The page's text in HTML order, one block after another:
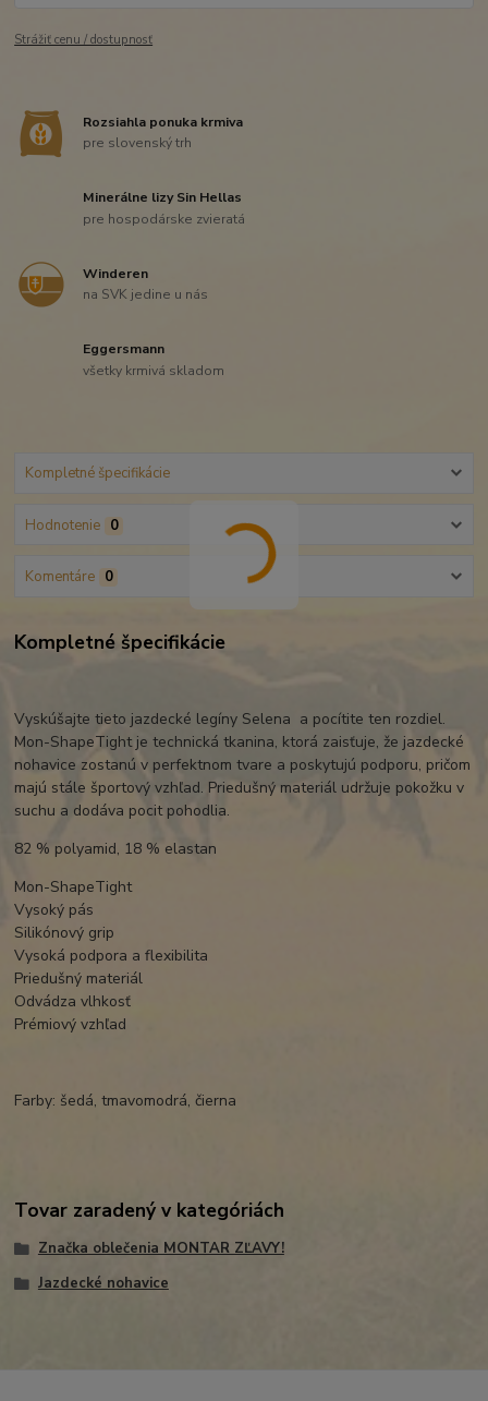
Strážiť cenu / dostupnosť
Rozsiahla ponuka krmiva
pre slovenský trh
Minerálne lizy Sin Hellas
pre hospodárske zvieratá
Winderen
na SVK jedine u nás
Eggersmann
všetky krmivá skladom
Kompletné špecifikácie
Hodnotenie 0
Komentáre 0
Kompletné špecifikácie
Vyskúšajte tieto jazdecké legíny Selena a pocítite ten rozdiel.
Mon-ShapeTight je technická tkanina, ktorá zaisťuje, že jazdecké
nohavice zostanú v perfektnom tvare a poskytujú podporu, pričom
majú stále športový vzhľad. Priedušný materiál udržuje pokožku v
suchu a dodáva pocit pohodlia.
82 % polyamid, 18 % elastan
Mon-ShapeTight
Vysoký pás
Silikónový grip
Vysoká podpora a flexibilita
Priedušný materiál
Odvádza vlhkosť
Prémiový vzhľad
Farby: šedá, tmavomodrá, čierna
Tovar zaradený v kategóriách
Značka oblečenia MONTAR ZĽAVY!
Jazdecké nohavice